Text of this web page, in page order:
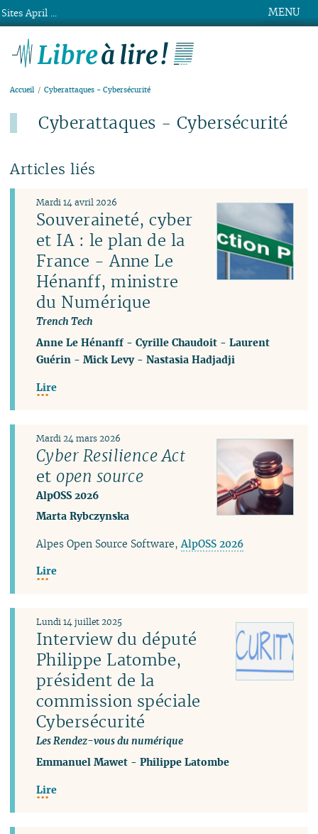
MENU
Accueil Cyberattaques - Cybersécurité
Cyberattaques - Cybersécurité
Articles liés
Souveraineté, cyber
et IA : le plan de la
France - Anne Le
Hénanff, ministre
du Numérique
Trench Tech
Mardi 14 avril 2026
Anne Le Hénanff -Cyrille Chaudoit -Laurent
Guérin -Mick Levy-Nastasia Hadjadji
Lire
Cyber Resilience Act
et open source
AlpOSS 2026
Mardi 24 mars 2026
Marta Rybczynska
Alpes Open Source Software​,AlpOSS 2026
Lire
Interview du député
Philippe Latombe,
président de la
commission spéciale
Cybersécurité
Les Rendez-vous du numérique
Lundi 14 juillet 2025
Emmanuel Mawet -Philippe Latombe
Lire
Sites April ...